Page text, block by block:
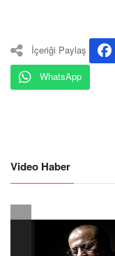
İçeriği Paylaş
WhatsApp
Video Haber